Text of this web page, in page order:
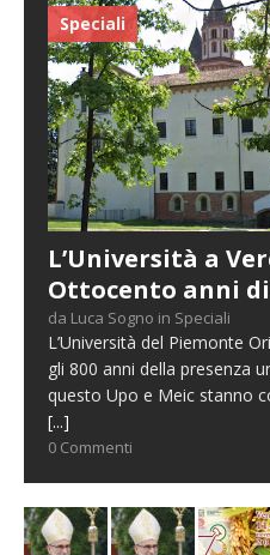
Speciali
L’Università a
Ottocento anni
da Luca Sogno in Speciali
L’Università del Piemonte
gli 800 anni della presenza
questo Upo e Meic stanno
[...]
0 Commenti